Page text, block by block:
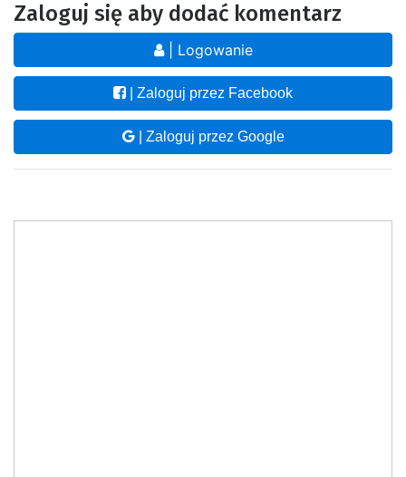
Zaloguj się aby dodać komentarz
| Logowanie
| Zaloguj przez Facebook
| Zaloguj przez Google